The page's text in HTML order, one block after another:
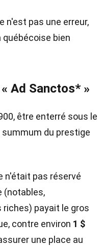
n'est pas une erreur,
bien
Ad Sanctos* »
être enterré sous le
du prestige
n'était pas réservé
(notables,
payait le gros
contre environ 1 $
une place au